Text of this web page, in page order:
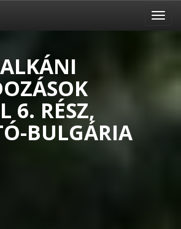
6. RÉSZ,
BULGÁRIA